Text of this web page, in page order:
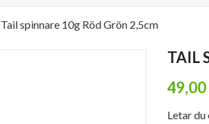
Tail spinnare 10g Röd Grön 2,5cm
TAIL
Letar